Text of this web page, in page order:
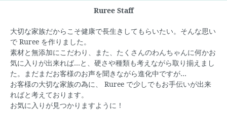
Ruree Staff
大切な家族だからこそ健康で長生きしてもらいたい。そんな思い
で Ruree を作りました。
素材と無添加にこだわり、また、たくさんのわんちゃんに何かお
気に入りが出来れば…と、硬さや種類も考えながら取り揃えまし
た。まだまだお客様のお声を聞きながら進化中ですが…
お客様の大切な家族の為に、 Ruree で少しでもお手伝いが出来
ればと考えております。
お気に入りが見つかりますように！